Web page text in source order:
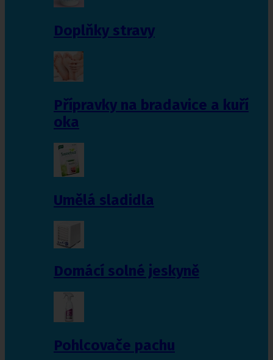
Doplňky stravy
Přípravky na bradavice a kuří
oka
Umělá sladidla
Domácí solné jeskyně
Pohlcovače pachu